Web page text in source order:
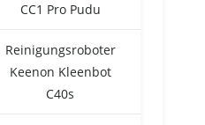
CC1 Pro Pudu
Reinigungsroboter
Keenon Kleenbot
C40s